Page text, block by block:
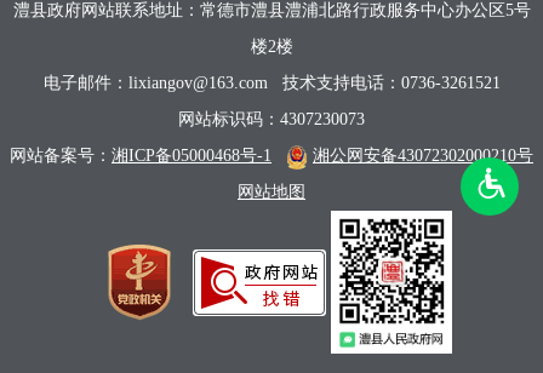
澧县政府网站联系地址：常德市澧县澧浦北路行政服务中心办公区5号
楼2楼
电子邮件：lixiangov@163.com
技术支持电话：0736-3261521
网站标识码：4307230073
网站备案号： 湘ICP备05000468号-1
湘公网安备43072302000210号
网站地图